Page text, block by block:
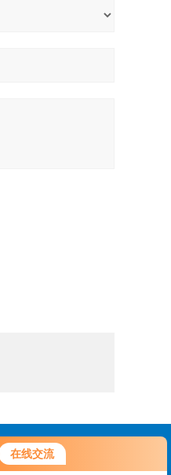
在线交流
迎前来咨询，很高兴为您
问您要咨询什么问题呢？